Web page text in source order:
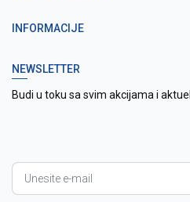
INFORMACIJE
NEWSLETTER
Budi u toku sa svim akcijama i